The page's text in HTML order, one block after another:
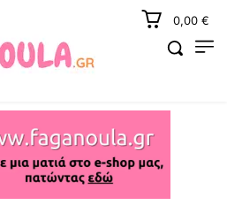
0,00 €